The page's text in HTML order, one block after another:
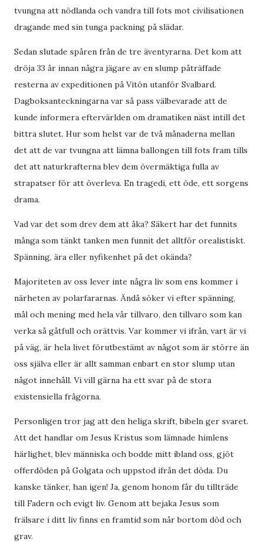
tvungna att nödlanda och vandra till fots mot civilisationen
dragande med sin tunga packning på slädar.
Sedan slutade spåren från de tre äventyrarna. Det kom att
dröja 33 år innan några jägare av en slump påträffade
resterna av expeditionen på Vitön utanför Svalbard.
Dagboksanteckningarna var så pass välbevarade att de
kunde informera eftervärlden om dramatiken näst intill det
bittra slutet. Hur som helst var de två månaderna mellan
det att de var tvungna att lämna ballongen till fots fram tills
det att naturkrafterna blev dem övermäktiga fulla av
strapatser för att överleva. En tragedi, ett öde, ett sorgens
drama.
Vad var det som drev dem att åka? Säkert har det funnits
många som tänkt tanken men funnit det alltför orealistiskt.
Spänning, ära eller nyfikenhet på det okända?
Majoriteten av oss lever inte några liv som ens kommer i
närheten av polarfararnas. Ändå söker vi efter spänning,
mål och mening med hela vår tillvaro, den tillvaro som kan
verka så gåtfull och orättvis. Var kommer vi ifrån, vart är vi
på väg, är hela livet förutbestämt av något som är större än
oss själva eller är allt samman enbart en stor slump utan
något innehåll. Vi vill gärna ha ett svar på de stora
existensiella frågorna.
Personligen tror jag att den heliga skrift, bibeln ger svaret.
Att det handlar om Jesus Kristus som lämnade himlens
härlighet, blev människa och bodde mitt ibland oss, gjöt
offerdöden på Golgata och uppstod ifrån det döda. Du
kanske tänker, han igen! Ja, genom honom får du tillträde
till Fadern och evigt liv. Genom att bejaka Jesus som
frälsare i ditt liv finns en framtid som når bortom död och
grav.